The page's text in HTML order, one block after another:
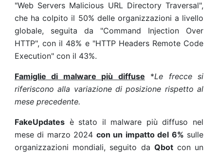
"Web Servers Malicious URL Directory Traversal",
che ha colpito il 50% delle organizzazioni a livello
globale, seguita da "Command Injection Over
HTTP", con il 48% e "HTTP Headers Remote Code
Execution" con il 43%.
Famiglie di malware più diffuse *Le frecce si
riferiscono alla variazione di posizione rispetto al
mese precedente.
FakeUpdates è stato il malware più diffuso nel
mese di marzo 2024 con un impatto del 6% sulle
organizzazioni mondiali, seguito da Qbotcon un